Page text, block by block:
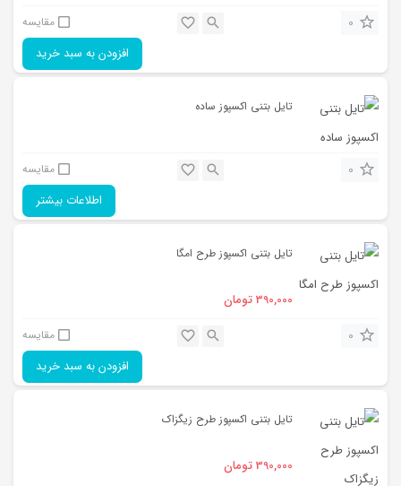
0
افزودن به سبد خرید
مقایسه
تایل بتنی اکسپوز ساده
0
اطلاعات بیشتر
مقایسه
تایل بتنی اکسپوز طرح امگا
390,000تومان
0
افزودن به سبد خرید
مقایسه
تایل بتنی اکسپوز طرح زیگزاک
390,000تومان